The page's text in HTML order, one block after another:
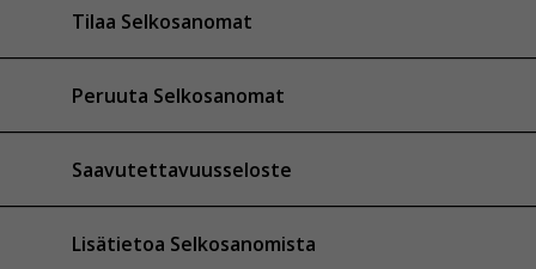
Tilaa Selkosanomat
Peruuta Selkosanomat
Saavutettavuusseloste
Lisätietoa Selkosanomista